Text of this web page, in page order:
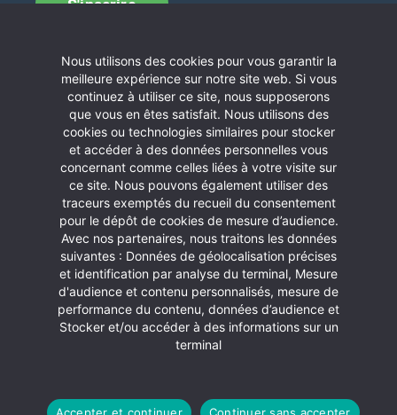
Contactez nous
Communauté de Communes des Aspres
Allée Hector Capellayre
Immeuble C. Bourquin – BP 11
66 301 Thuir
Téléphone : 04 68 53 21 87
Horaires d’ouverture
du lundi au vendredi de 8h30 à 12h
et de 14h à 17h30
Contact
Nous utilisons des cookies pour vous garantir la
meilleure expérience sur notre site web. Si vous
continuez à utiliser ce site, nous supposerons
que vous en êtes satisfait. Nous utilisons des
cookies ou technologies similaires pour stocker
et accéder à des données personnelles vous
concernant comme celles liées à votre visite sur
ce site. Nous pouvons également utiliser des
traceurs exemptés du recueil du consentement
pour le dépôt de cookies de mesure d’audience.
Avec nos partenaires, nous traitons les données
suivantes : Données de géolocalisation précises
et identification par analyse du terminal, Mesure
d'audience et contenu personnalisés, mesure de
performance du contenu, données d’audience et
Stocker et/ou accéder à des informations sur un
terminal
Accepter et continuer Continuer sans accepter